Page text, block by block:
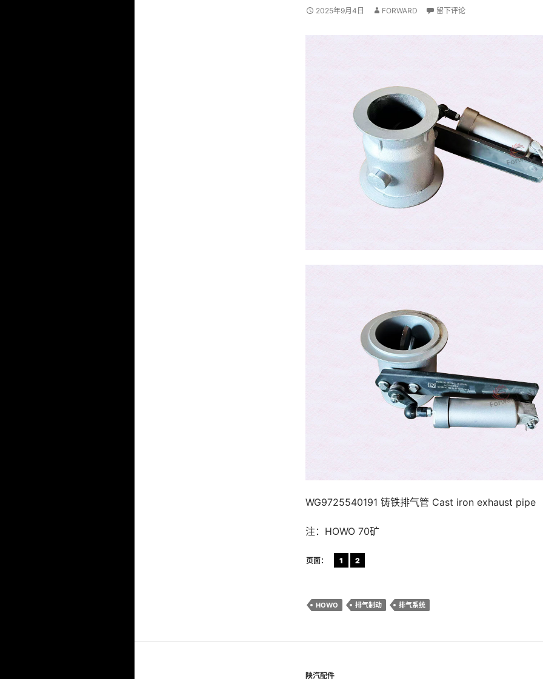
2025年9月4日 FORWARD 留下评论
WG9725540191 铸铁排气管 Cast iron exhaust pipe
注：HOWO 70矿
页面： 1 2
HOWO 排气制动 排气系统
陕汽配件